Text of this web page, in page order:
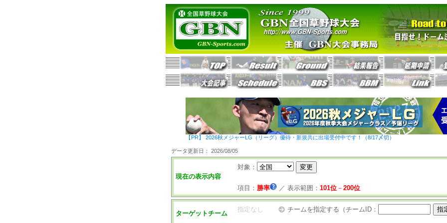
【PR】 2026秋メジャーLG（リーグ）優待・新規共に出場受付中です！（8/17〆切）
データ更新日： 2026/08/05
現在の表示内容
対象：
項目： 勝率 ／ 表示範囲： 101位－ 200位
ターゲットチーム
指定なし チームを指定する（チームID：